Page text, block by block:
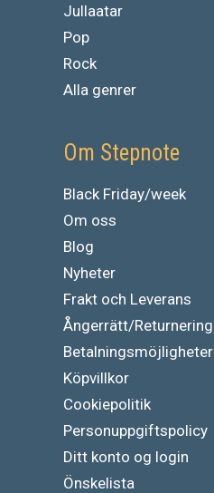
Jullaatar
Pop
Rock
Alla genrer
Om Stepnote
Black Friday/week
Om oss
Blog
Nyheter
Frakt och Leverans
Ångerrätt/Returnering
Betalningsmöjligheter
Köpvillkor
Cookiepolitik
Personuppgiftspolicy
Ditt konto og login
Önskelista